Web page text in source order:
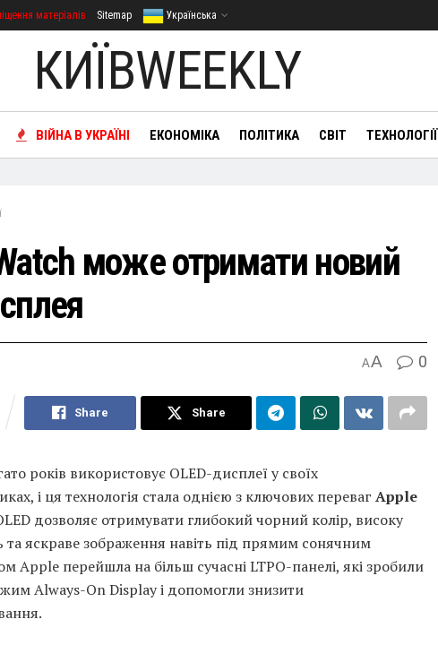
матеріалів Sitemap Українська
КИЇВWEEKLY
ВІЙНА В УКРАЇНІ ЕКОНОМІКА ПОЛІТИКА СВІТ ТЕХНОЛОГІЇ
може отримати новий
AA 0
Share Share
років використовує OLED-дисплеї у своїх
і ця технологія стала однією з ключових переваг Apple
дозволяє отримувати глибокий чорний колір, високу
та яскраве зображення навіть під прямим сонячним
Apple перейшла на більш сучасні LTPO-панелі, які зробили
Always-On Display і допомогли знизити